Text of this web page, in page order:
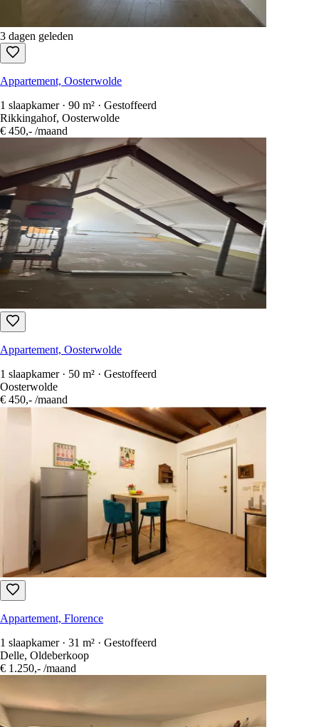
3 dagen geleden
Appartement, Oosterwolde
1 slaapkamer · 90 m² · Gestoffeerd
Rikkingahof, Oosterwolde
€ 450,- /maand
Appartement, Oosterwolde
1 slaapkamer · 50 m² · Gestoffeerd
Oosterwolde
€ 450,- /maand
Appartement, Florence
1 slaapkamer · 31 m² · Gestoffeerd
Delle, Oldeberkoop
€ 1.250,- /maand